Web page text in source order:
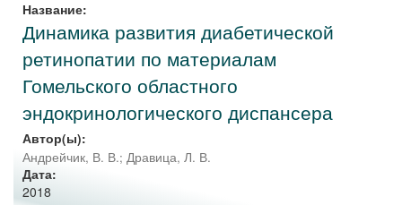
Название:
Динамика развития диабетической
ретинопатии по материалам
Гомельского областного
эндокринологического диспансера
Автор(ы):
Андрейчик, В. В.; Дравица, Л. В.
Дата:
2018